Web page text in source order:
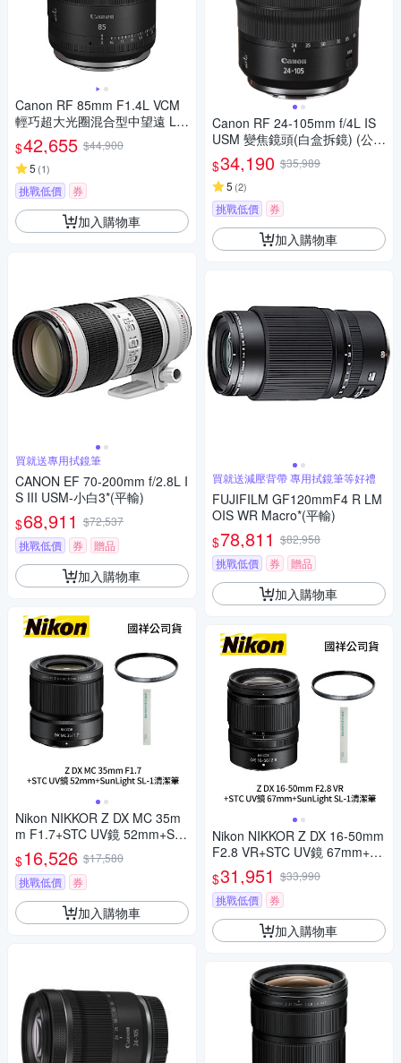
Canon RF 85mm F1.4L VCM
輕巧超大光圈混合型中望遠 L
鏡頭 公司貨
$42,655 $44,900
5 (1)
挑戰低價 券
加入購物車
買就送專用拭鏡筆
CANON EF 70-200mm f/2.8L I
S III USM-小白3*(平輸)
$68,911 $72,537
挑戰低價
券 贈品
加入購物車
Nikon NIKKOR Z DX MC 35m
m F1.7+STC UV鏡 52mm+Sun
Light SL-1清潔筆 (公司貨)
$16,526 $17,580
挑戰低價
券
加入購物車
Canon RF 24-105mm f/4L IS
USM 變焦鏡頭(白盒拆鏡) (公司
貨)
$34,190 $35,989
5 (2)
挑戰低價 券
加入購物車
買就送減壓背帶 專用拭鏡筆等好禮
FUJIFILM GF120mmF4 R LM
OIS WR Macro*(平輸)
$78,811 $82,958
挑戰低價
券 贈品
加入購物車
Nikon NIKKOR Z DX 16-50mm
F2.8 VR+STC UV鏡 67mm+Su
nLight SL-1清潔筆 (公司貨)
$31,951 $33,990
挑戰低價
券
加入購物車